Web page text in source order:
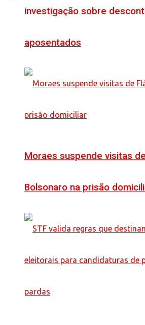
investigação sobre
aposentados
Moraes suspende visitas
Bolsonaro na prisão